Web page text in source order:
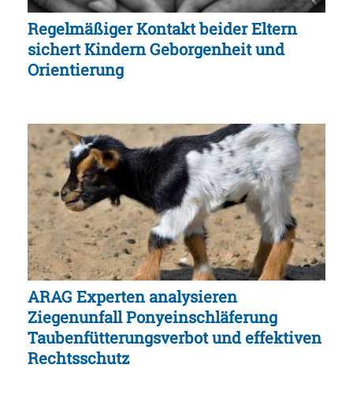
Regelmäßiger Kontakt beider Eltern
sichert Kindern Geborgenheit und
Orientierung
ARAG Experten analysieren
Ziegenunfall Ponyeinschläferung
Taubenfütterungsverbot und effektiven
Rechtsschutz